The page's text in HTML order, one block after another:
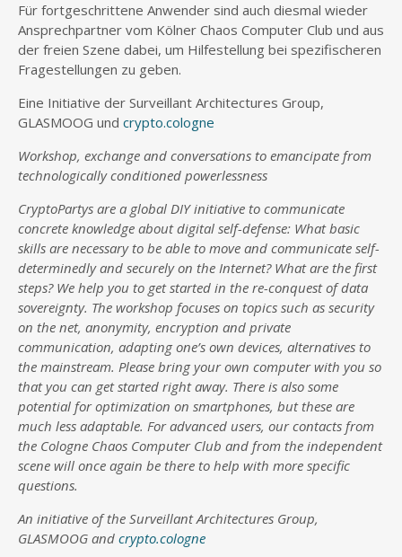
Für fortgeschrittene Anwender sind auch diesmal wieder
Ansprechpartner vom Kölner Chaos Computer Club und aus
der freien Szene dabei, um Hilfestellung bei spezifischeren
Fragestellungen zu geben.
Eine Initiative der Surveillant Architectures Group,
GLASMOOG und crypto.cologne
Workshop, exchange and conversations to emancipate from
technologically conditioned powerlessness
CryptoPartys are a global DIY initiative to communicate
concrete knowledge about digital self-defense: What basic
skills are necessary to be able to move and communicate self-
determinedly and securely on the Internet? What are the first
steps? We help you to get started in the re-conquest of data
sovereignty. The workshop focuses on topics such as security
on the net, anonymity, encryption and private
communication, adapting one’s own devices, alternatives to
the mainstream. Please bring your own computer with you so
that you can get started right away. There is also some
potential for optimization on smartphones, but these are
much less adaptable. For advanced users, our contacts from
the Cologne Chaos Computer Club and from the independent
scene will once again be there to help with more specific
questions.
An initiative of the Surveillant Architectures Group,
GLASMOOG and crypto.cologne